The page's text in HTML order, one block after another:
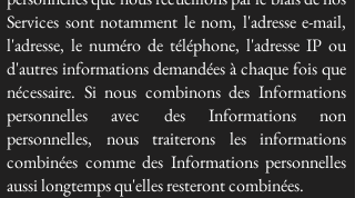
Services sont notamment le nom, l'adresse e-mail,
l'adresse, le numéro de téléphone, l'adresse IP ou
d'autres informations demandées à chaque fois que
nécessaire. Si nous combinons des Informations
personnelles avec des Informations non
personnelles, nous traiterons les informations
combinées comme des Informations personnelles
aussi longtemps qu'elles resteront combinées.